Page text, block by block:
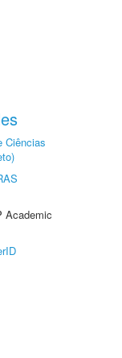
Ciências
Academic